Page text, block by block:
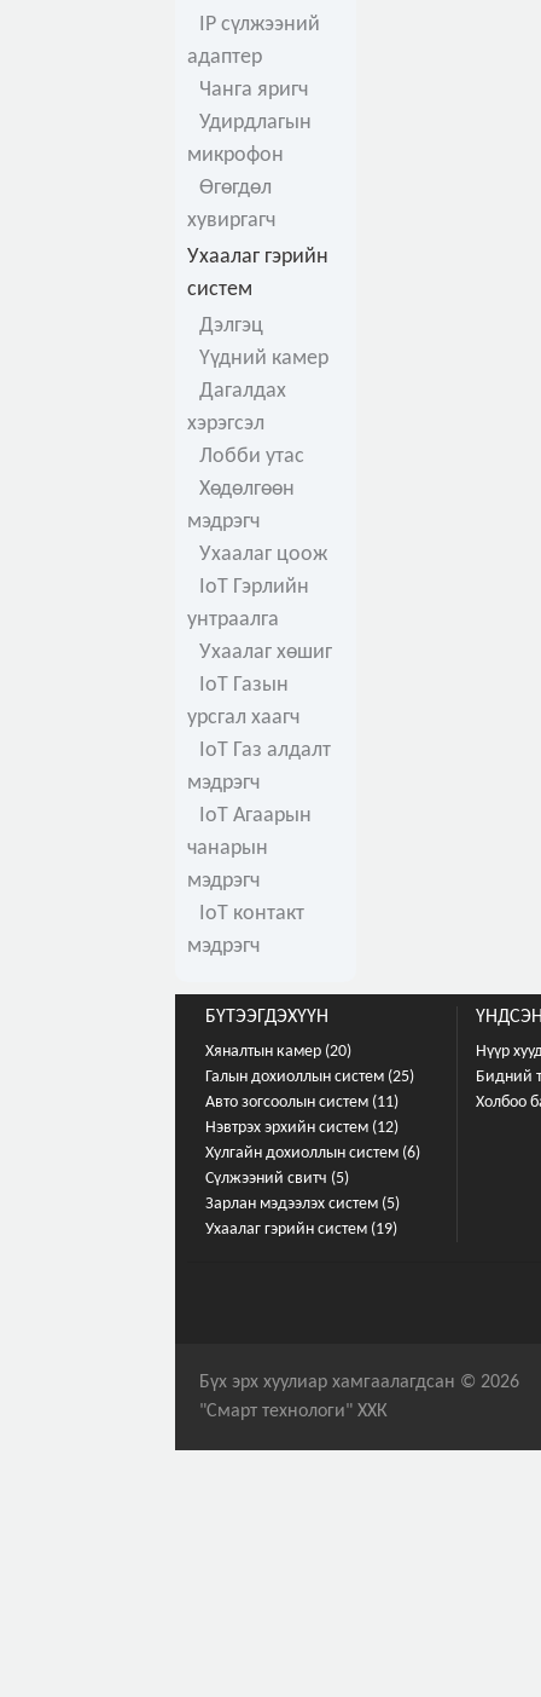
IP сүлжээний
адаптер
Чанга яригч
Удирдлагын
микрофон
Өгөгдөл
хувиргагч
Ухаалаг гэрийн
систем
Дэлгэц
Үүдний камер
Дагалдах
хэрэгсэл
Лобби утас
Хөдөлгөөн
мэдрэгч
Ухаалаг цоож
IoT Гэрлийн
унтраалга
Ухаалаг хөшиг
IoT Газын
урсгал хаагч
IoT Газ алдалт
мэдрэгч
IoT Агаарын
чанарын
мэдрэгч
IoT контакт
мэдрэгч
БҮТЭЭГДЭХҮҮН
Хяналтын камер (20)
Галын дохиоллын систем (25)
Авто зогсоолын систем (11)
Нэвтрэх эрхийн систем (12)
Хулгайн дохиоллын систем (6)
Сүлжээний свитч (5)
Зарлан мэдээлэх систем (5)
Ухаалаг гэрийн систем (19)
Нүүр
Бидний
Холбоо
Бүх эрх хуулиар хамгаалагдсан © 2026
"Смарт технологи" ХХК